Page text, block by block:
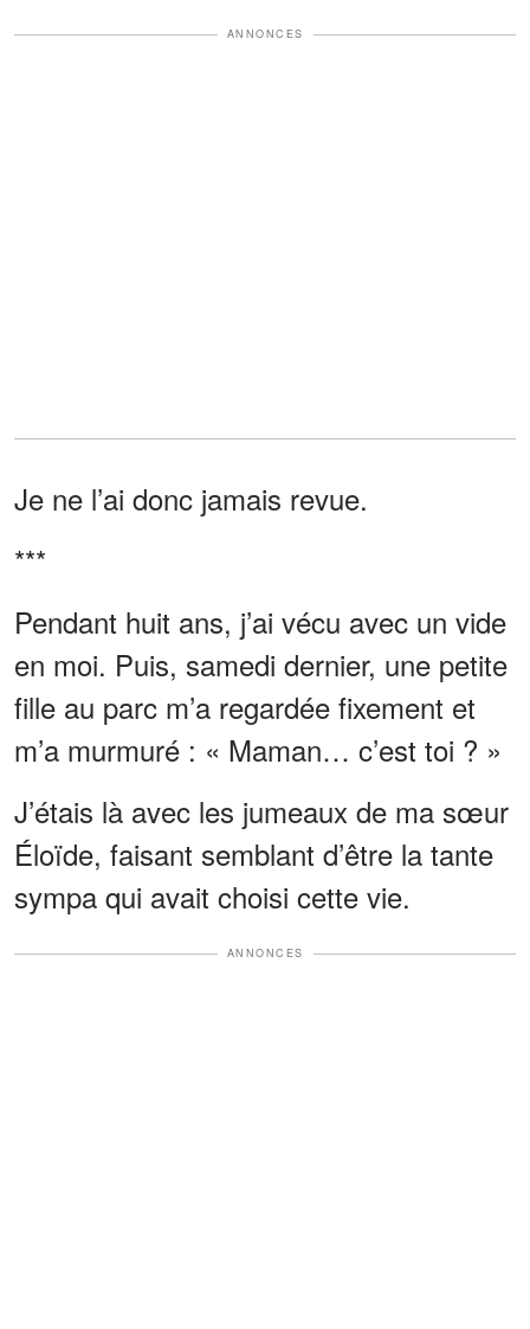
ANNONCES
Je ne l’ai donc jamais revue.
***
Pendant huit ans, j’ai vécu avec un vide
en moi. Puis, samedi dernier, une petite
fille au parc m’a regardée fixement et
m’a murmuré : « Maman… c’est toi ? »
J’étais là avec les jumeaux de ma sœur
Éloïde, faisant semblant d’être la tante
sympa qui avait choisi cette vie.
ANNONCES